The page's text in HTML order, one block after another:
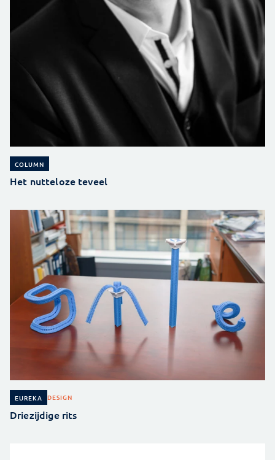
COLUMN
Het nutteloze teveel
EUREKA DESIGN
Driezijdige rits